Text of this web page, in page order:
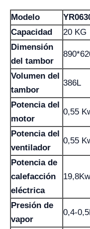
Modelo
Capacidad
20 KG
Dimensión
del tambor
Volumen del
tambor
386L
Potencia del
motor
0,55
Potencia del
ventilador
0,55
Potencia de
calefacción
eléctrica
19,8Kw
Presión de
vapor
0,4-